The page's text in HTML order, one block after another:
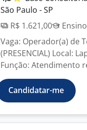
São Paulo - SP
R$ 1.621,00
Vaga: Operador(a) de
(PRESENCIAL) Local:
Função: Atendimento
Candidatar-me